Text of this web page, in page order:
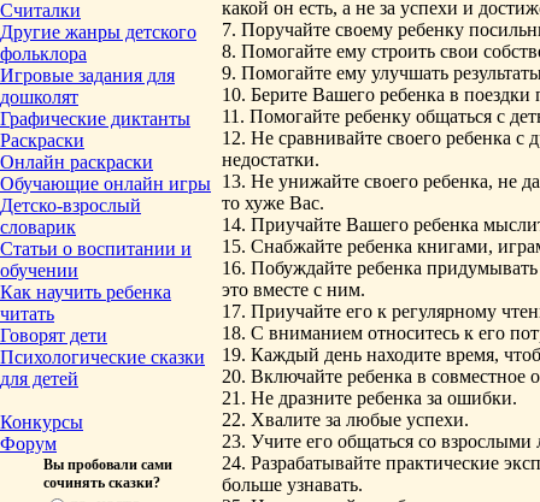
Считалки
Другие жанры детского
фольклора
Игровые задания для
дошколят
Графические диктанты
Раскраски
Онлайн раскраски
Обучающие онлайн игры
Детско-взрослый
словарик
Статьи о воспитании и
обучении
Как научить ребенка
читать
Говорят дети
Психологические сказки
для детей
Конкурсы
Форум
Вы пробовали сами
сочинять сказки?
какой он есть, а не за успехи и
7. Поручайте своему ребенку
8. Помогайте ему строить свои
9. Помогайте ему улучшать
10. Берите Вашего ребенка в
11. Помогайте ребенку общаться с
12. Не сравнивайте своего ребенка с
недостатки.
13. Не унижайте своего ребенка, не
то хуже Вас.
14. Приучайте Вашего ребенка
15. Снабжайте ребенка книгами,
16. Побуждайте ребенка
это вместе с ним.
17. Приучайте его к регулярному
18. С вниманием относитесь к его
19. Каждый день находите время,
20. Включайте ребенка в
21. Не дразните ребенка за ошибки.
22. Хвалите за любые успехи.
23. Учите его общаться со взрослыми
24. Разрабатывайте практические
больше узнавать.